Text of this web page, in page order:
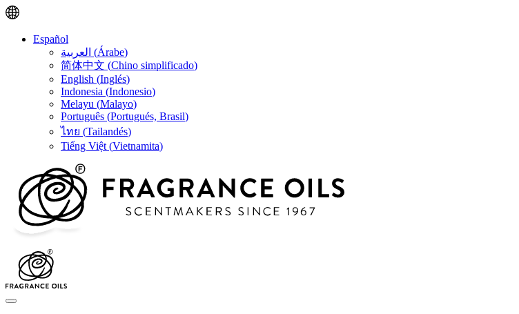
Español
العربية (Árabe)
简体中文 (Chino simplificado)
English (Inglés)
Indonesia (Indonesio)
Melayu (Malayo)
Português (Portugués, Brasil)
ไทย (Tailandés)
Tiếng Việt (Vietnamita)